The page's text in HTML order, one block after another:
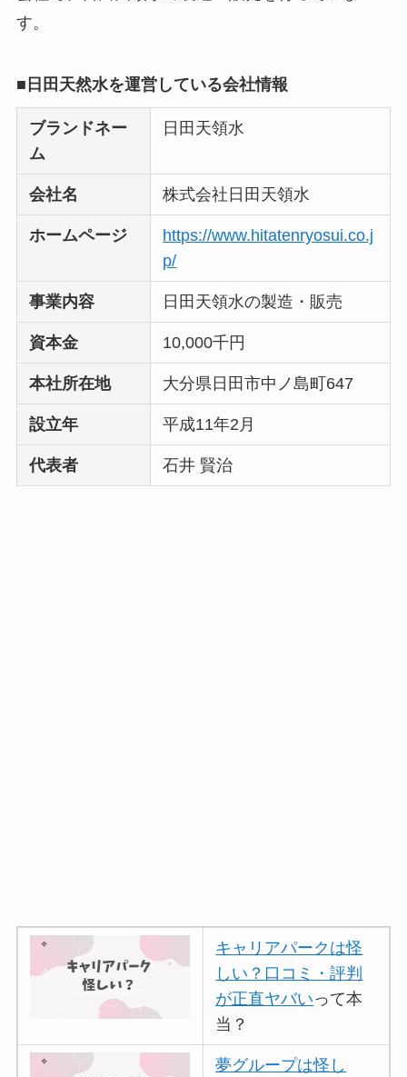
ミ・評価が正直ヤバ
い って本当？
社TAPPの口コミ・評
ミ・評判が正直ヤバ
い って本当？
す。
■日田天然水を運営している会社情報
ブランドネー
ム
日田天領水
会社名 株式会社日田天領水
ホームページ
https://www.hitatenryosui.co.j
p/
事業内容 日田天領水の製造・販売
資本金 10,000千円
本社所在地 大分県日田市中ノ島町647
設立年 平成11年2月
代表者 石井 賢治
キャリアパークは怪
しい？口コミ・評判
が正直ヤバいって本
当？
夢グループは怪し